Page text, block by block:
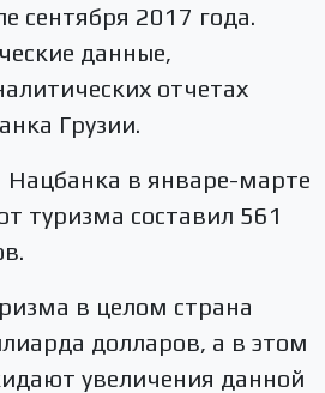
сентября 2017 года.
данные,
отчетах
Грузии.
Нацбанка в январе-марте
туризма составил 561
в целом страна
долларов, а в этом
увеличения данной